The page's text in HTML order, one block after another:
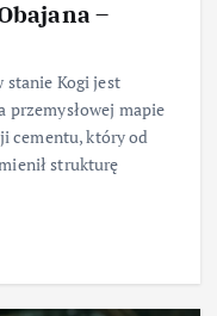
–
stanie Kogi jest
przemysłowej mapie
cementu, który od
strukturę